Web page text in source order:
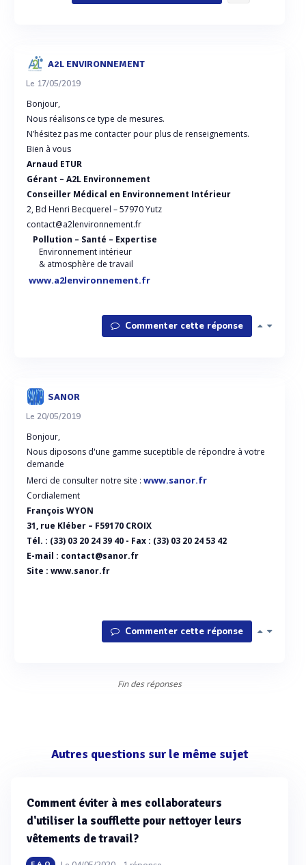
A2L ENVIRONNEMENT
Le 17/05/2019
Bonjour,
Nous réalisons ce type de mesures.
N’hésitez pas me contacter pour plus de renseignements.
Bien à vous
Arnaud ETUR
Gérant – A2L Environnement
Conseiller Médical en Environnement Intérieur
2, Bd Henri Becquerel – 57970 Yutz
contact@a2lenvironnement.fr
Pollution – Santé – Expertise
Environnement intérieur
& atmosphère de travail
www.a2lenvironnement.fr
Commenter cette réponse
SANOR
Le 20/05/2019
Bonjour,
Nous diposons d'une gamme suceptible de répondre à votre
demande
Merci de consulter notre site : www.sanor.fr
Cordialement
François WYON
31, rue Kléber – F59170 CROIX
Tél. : (33) 03 20 24 39 40 - Fax : (33) 03 20 24 53 42
E-mail : contact@sanor.fr
Site : www.sanor.fr
Commenter cette réponse
Fin des réponses
Autres questions sur le même sujet
Comment éviter à mes collaborateurs
d'utiliser la soufflette pour nettoyer leurs
vêtements de travail?